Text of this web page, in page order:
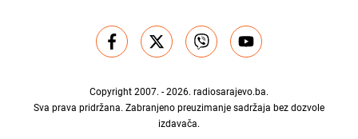
Copyright 2007. - 2026. radiosarajevo.ba.
Sva prava pridržana. Zabranjeno preuzimanje sadržaja bez dozvole
izdavača.